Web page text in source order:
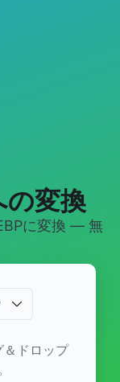
の変換
に変換 — 無
＆ドロップ